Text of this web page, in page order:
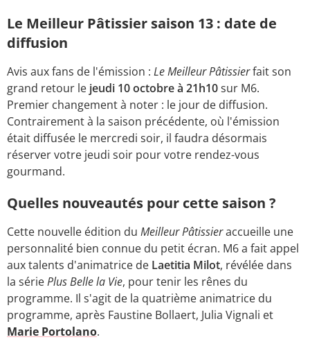
Le Meilleur Pâtissier saison 13 : date de
diffusion
Avis aux fans de l'émission : Le Meilleur Pâtissierfait son
grand retour le jeudi 10 octobre à 21h10sur M6.
Premier changement à noter : le jour de diffusion.
Contrairement à la saison précédente, où l'émission
était diffusée le mercredi soir, il faudra désormais
réserver votre jeudi soir pour votre rendez-vous
gourmand.
Quelles nouveautés pour cette saison ?
Cette nouvelle édition du Meilleur Pâtissieraccueille une
personnalité bien connue du petit écran. M6 a fait appel
aux talents d'animatrice de Laetitia Milot, révélée dans
la sériePlus Belle la Vie, pour tenir les rênes du
programme. Il s'agit de la quatrième animatrice du
programme, après Faustine Bollaert, Julia Vignali et
Marie Portolano.